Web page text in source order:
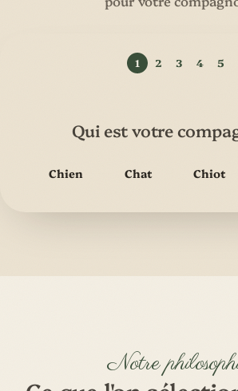
Qui est votre
Chien Chat Chiot
Notre